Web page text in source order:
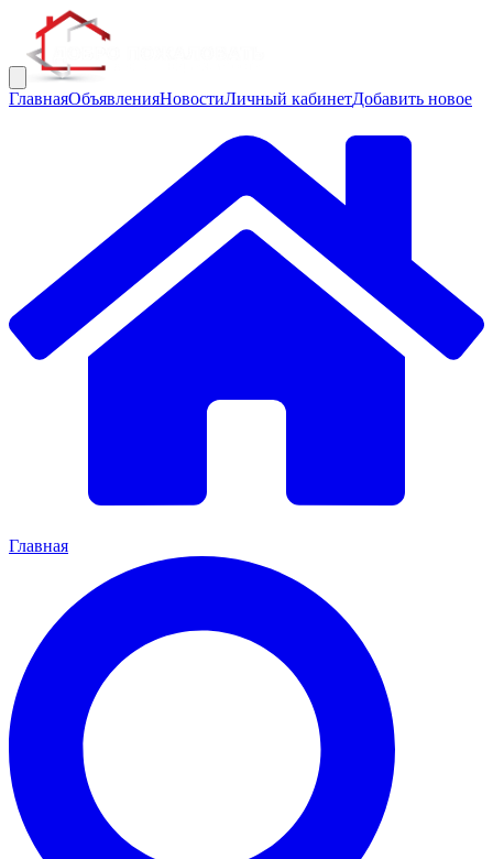
ГлавнаяОбъявленияНовостиЛичный кабинетДобавить новое
Главная